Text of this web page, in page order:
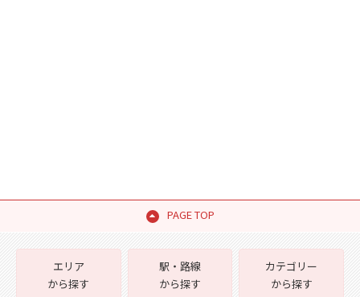
PAGE TOP
エリア
から探す
駅・路線
から探す
カテゴリー
から探す